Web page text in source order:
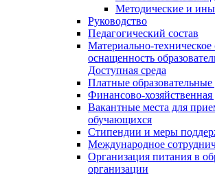
Методические и
Руководство
Педагогический состав
Материально-техническое
оснащенность
Доступная среда
Платные образовательные
Финансово-хозяйственная
Вакантные места для
обучающихся
Стипендии и меры
Международное
Организация питания в
организации